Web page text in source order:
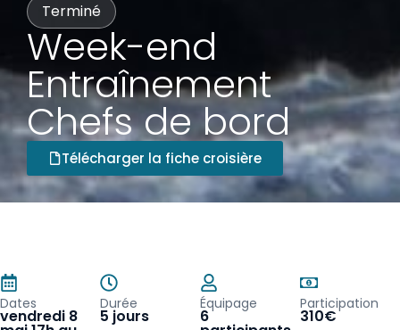
Terminé
Week-end
Entraînement
Chefs de bord
Télécharger la fiche croisière
Dates
vendredi 8
Durée
5 jours
Équipage
6
Participation
310€